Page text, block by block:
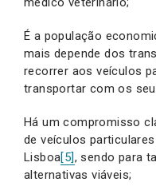
É a população
mais depende dos
recorrer aos veículos
transportar com os
Há um compromisso
de veículos
Lisboa[5], sendo para
alternativas viáveis;